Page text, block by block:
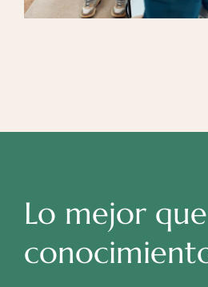
Lo mejor